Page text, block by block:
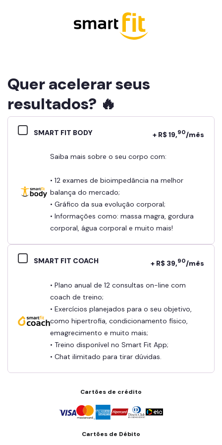
Quer acelerar seus
resultados? 🔥
SMART FIT BODY + R$ 19,90/mês
Saiba mais sobre o seu corpo com:
• 12 exames de bioimpedância na melhor
balança do mercado;
• Gráfico da sua evolução corporal;
• Informações como: massa magra, gordura
corporal, água corporal e muito mais!
SMART FIT COACH + R$ 39,90/mês
• Plano anual de 12 consultas on-line com
coach de treino;
• Exercícios planejados para o seu objetivo,
como hipertrofia, condicionamento físico,
emagrecimento e muito mais;
• Treino disponível no Smart Fit App;
• Chat ilimitado para tirar dúvidas.
Cartões de crédito
Cartões de Débito